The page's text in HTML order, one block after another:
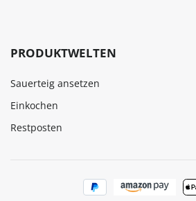
PRODUKTWELTEN
Sauerteig ansetzen
Einkochen
Restposten